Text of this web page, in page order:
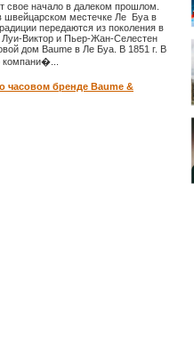
свое начало в далеком прошлом.
швейцарском местечке Ле Буа в
передаются из поколения в
Луи-Виктор и Пьер-Жан-Селестен
дом Baume в Ле Буа. В 1851 г. В
бренде Baume &